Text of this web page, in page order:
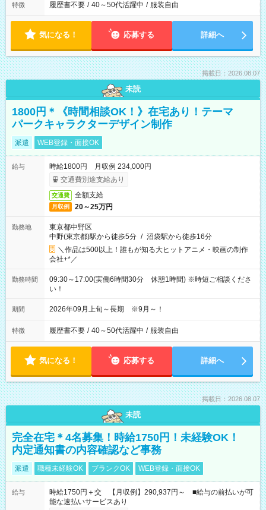
特徴 履歴書不要 / 40～50代活躍中 / 服装自由
気になる！ 応募する 詳細へ
掲載日：2026.08.07
未読
1800円＊《時間相談OK！》在宅あり！テーマ
パークキャラクターデザイン制作
派遣 WEB登録・面接OK
給与
時給1800円 月収例 234,000円
交通費別途支給あり
交通費 全額支給
月収例 20～25万円
勤務地
東京都中野区
中野(東京都)駅から徒歩5分 / 沼袋駅から徒歩16分
＼作品は500以上！誰もが知る大ヒットアニメ・映画の制作
会社+*／
勤務時間
09:30～17:00(実働6時間30分 休憩1時間) ※時短ご相談くださ
い！
期間 2026年09月上旬～長期 ※9月～！
特徴 履歴書不要 / 40～50代活躍中 / 服装自由
気になる！ 応募する 詳細へ
掲載日：2026.08.07
未読
完全在宅＊4名募集！時給1750円！未経験OK！
内定通知書の内容確認など事務
派遣 職種未経験OK ブランクOK WEB登録・面接OK
給与
時給1750円＋交 【月収例】290,937円～ ■給与の前払いが可
能な速払いサービスあり